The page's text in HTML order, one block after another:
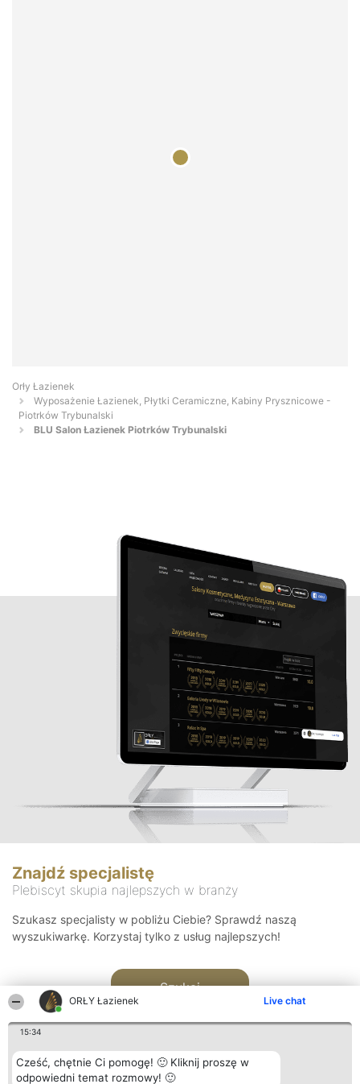
ORŁY Łazienek Live chat
15:34
Cześć, chętnie Ci pomogę! 🙂 Kliknij proszę w
odpowiedni temat rozmowy! 🙂
Orły Łazienek
Wyposażenie Łazienek, Płytki Ceramiczne, Kabiny Prysznicowe -
Piotrków Trybunalski
BLU Salon Łazienek Piotrków Trybunalski
Znajdź specjalistę
Plebiscyt skupia najlepszych w branży
Szukasz specjalisty w pobliżu Ciebie? Sprawdź naszą
wyszukiwarkę. Korzystaj tylko z usług najlepszych!
Szukaj